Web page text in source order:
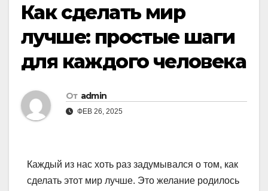
Как сделать мир
лучше: простые шаги
для каждого человека
От admin
ФЕВ 26, 2025
Каждый из нас хоть раз задумывался о том, как
сделать этот мир лучше. Это желание родилось